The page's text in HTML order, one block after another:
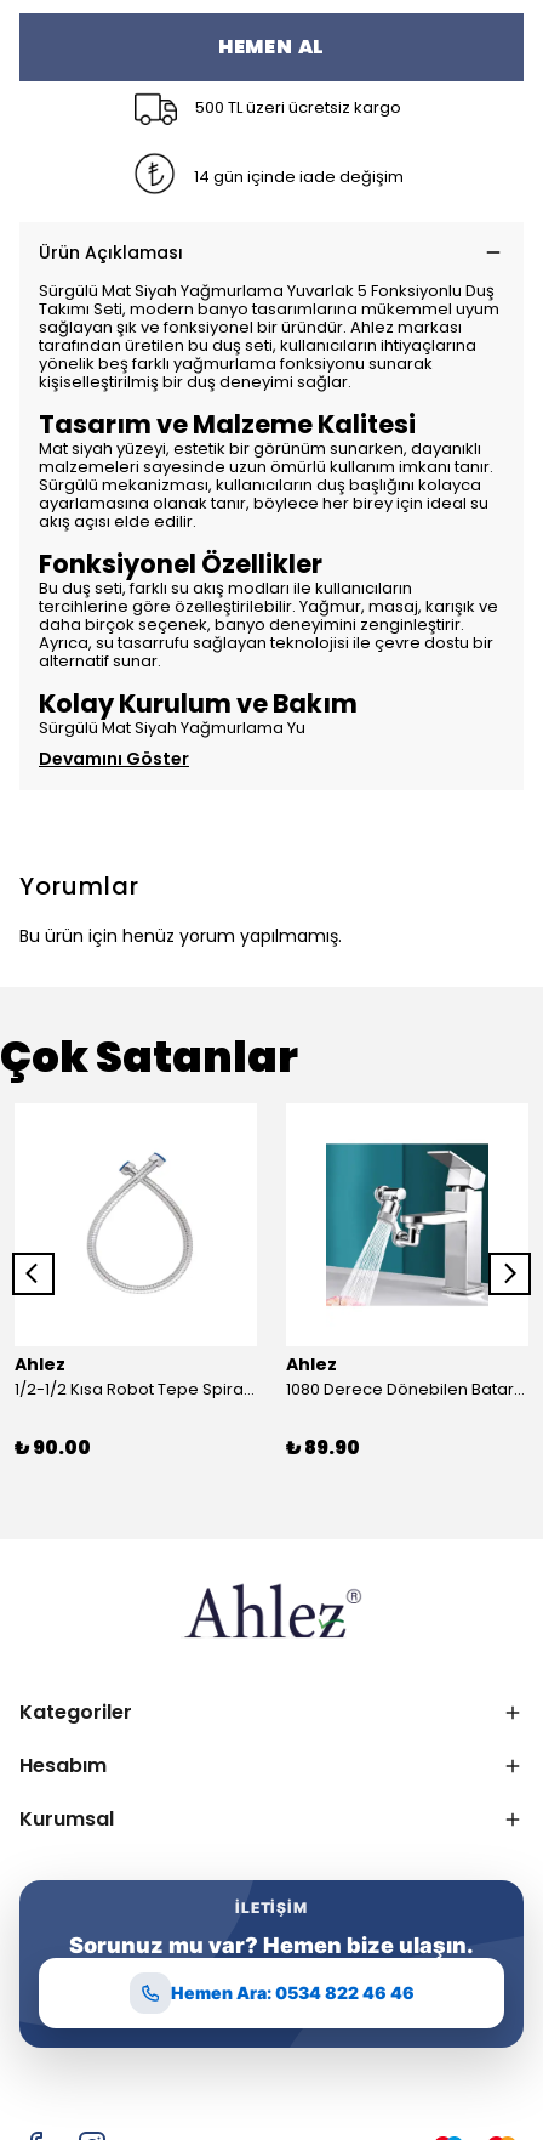
HEMEN AL
500 TL üzeri ücretsiz kargo
14 gün içinde iade değişim
Ürün Açıklaması
Sürgülü Mat Siyah Yağmurlama Yuvarlak 5 Fonksiyonlu Duş
Takımı Seti, modern banyo tasarımlarına mükemmel uyum
sağlayan şık ve fonksiyonel bir üründür. Ahlez markası
tarafından üretilen bu duş seti, kullanıcıların ihtiyaçlarına
yönelik beş farklı yağmurlama fonksiyonu sunarak
kişiselleştirilmiş bir duş deneyimi sağlar.
Tasarım ve Malzeme Kalitesi
Mat siyah yüzeyi, estetik bir görünüm sunarken, dayanıklı
malzemeleri sayesinde uzun ömürlü kullanım imkanı tanır.
Sürgülü mekanizması, kullanıcıların duş başlığını kolayca
ayarlamasına olanak tanır, böylece her birey için ideal su
akış açısı elde edilir.
Fonksiyonel Özellikler
Bu duş seti, farklı su akış modları ile kullanıcıların
tercihlerine göre özelleştirilebilir. Yağmur, masaj, karışık ve
daha birçok seçenek, banyo deneyimini zenginleştirir.
Ayrıca, su tasarrufu sağlayan teknolojisi ile çevre dostu bir
alternatif sunar.
Kolay Kurulum ve Bakım
Sürgülü Mat Siyah Yağmurlama Yu
Devamını Göster
Yorumlar
Bu ürün için henüz yorum yapılmamış.
Çok Satanlar
Ahlez
1/2-1/2 Kısa Robot Tepe Spiral Duş Hortumu 60cm
₺ 90.00
Ahlez
1080 Derece Dönebilen Batarya Musluk Başlığı Krom Batarya 2 Fonksiyonlu Musluk Başlığı
₺ 89.90
Kategoriler
Hesabım
Kurumsal
İLETIŞIM
Sorunuz mu var? Hemen bize ulaşın.
Hemen Ara: 0534 822 46 46